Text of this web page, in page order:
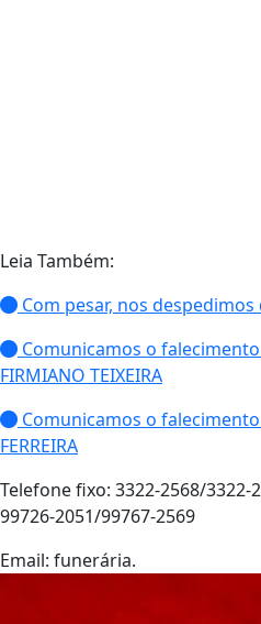
Leia Também:
Com pesar, nos
Comunicamos o falecimento
FIRMIANO TEIXEIRA
Comunicamos o falecimento
FERREIRA
Telefone fixo: 3322-2568/
99726-2051/99767-2569
Email: funerária.